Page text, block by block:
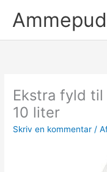
Ekstra fyld til
10 liter
Skriv en kommentar /